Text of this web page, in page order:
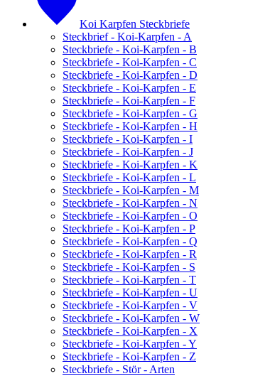
Koi Karpfen Steckbriefe
Steckbrief - Koi-Karpfen - A
Steckbriefe - Koi-Karpfen - B
Steckbriefe - Koi-Karpfen - C
Steckbriefe - Koi-Karpfen - D
Steckbriefe - Koi-Karpfen - E
Steckbriefe - Koi-Karpfen - F
Steckbriefe - Koi-Karpfen - G
Steckbriefe - Koi-Karpfen - H
Steckbriefe - Koi-Karpfen - I
Steckbriefe - Koi-Karpfen - J
Steckbriefe - Koi-Karpfen - K
Steckbriefe - Koi-Karpfen - L
Steckbriefe - Koi-Karpfen - M
Steckbriefe - Koi-Karpfen - N
Steckbriefe - Koi-Karpfen - O
Steckbriefe - Koi-Karpfen - P
Steckbriefe - Koi-Karpfen - Q
Steckbriefe - Koi-Karpfen - R
Steckbriefe - Koi-Karpfen - S
Steckbriefe - Koi-Karpfen - T
Steckbriefe - Koi-Karpfen - U
Steckbriefe - Koi-Karpfen - V
Steckbriefe - Koi-Karpfen - W
Steckbriefe - Koi-Karpfen - X
Steckbriefe - Koi-Karpfen - Y
Steckbriefe - Koi-Karpfen - Z
Steckbriefe - Stör - Arten